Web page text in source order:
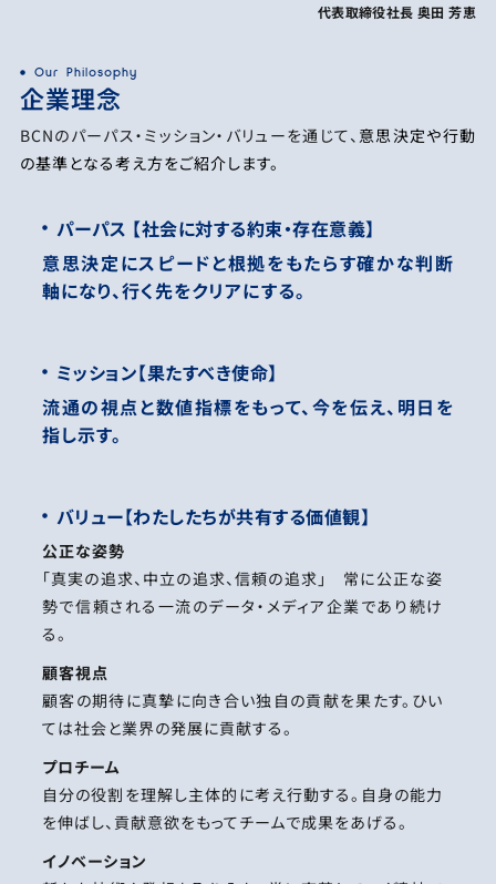
代表取締役社長 奥田 芳恵
Our Philosophy
企業理念
BCNのパーパス・ミッション・バリューを通じて、 意思決定や行動
の基準となる考え方をご紹介します。
パーパス 【社会に対する約束・存在意義】
意思決定にスピードと根拠をもたらす確かな判断
軸になり、行く先をクリアにする。
ミッション【果たすべき使命】
流通の視点と数値指標をもって、今を伝え、明日を
指し示す。
バリュー【わたしたちが共有する価値観】
公正な姿勢
「真実の追求、中立の追求、信頼の追求」　常に公正な姿
勢で信頼される一流のデータ・メディア企業であり続け
る。
顧客視点
顧客の期待に真摯に向き合い独自の貢献を果たす。ひい
ては社会と業界の発展に貢献する。
プロチーム
自分の役割を理解し主体的に考え行動する。自身の能力
を伸ばし、貢献意欲をもってチームで成果をあげる。
イノベーション